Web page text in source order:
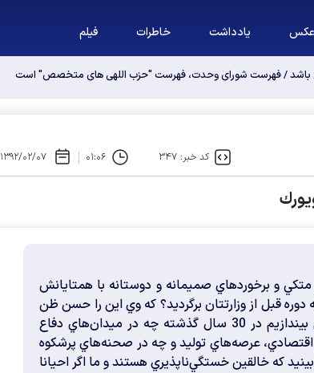
عکس یادداشت خاطرات فیلم
باشد / فهرست شورای وحدت، فهرست "حزب اللهی های متخصص" است
کد خبر: ۳۴۷ ۰۱:۰۶ ۱۳۹۲/۰۲/۰۷
و برخوردهاي صميمانه و دوستانه با همتايانش
قبل از وزارتتان برگرديد؟ كه وي اين را حسن ظن
خبرنگار فارس دانست و گفت: اگر به كشور پهناور ايران نگاهي بيندازيم در 30 سال گذشته چه در ميدان‌هاي دفاع
عرصه‌هاي توليد و چه در صحنه‌هاي پرشكوه
كه خالقين خستگي‌ناپذيري هستند و ما اگر احيانا